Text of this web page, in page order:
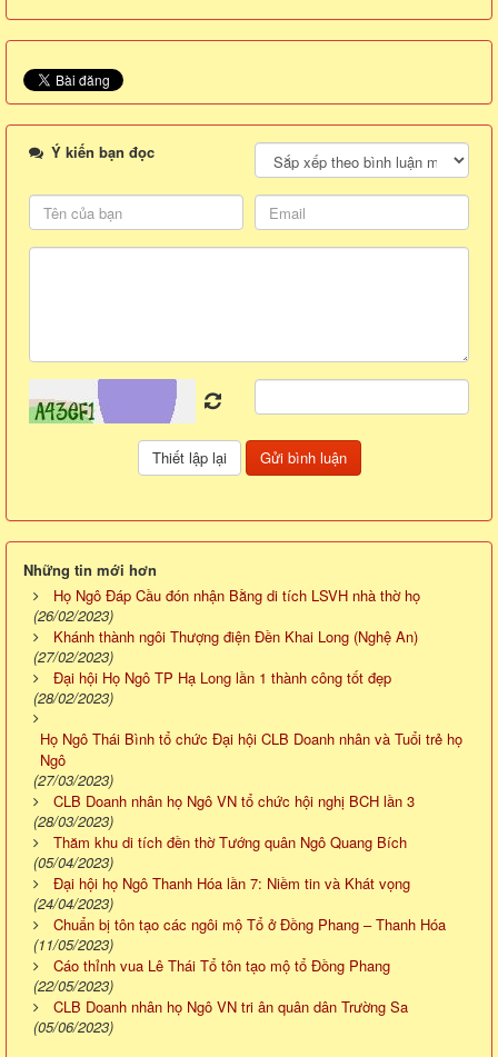
Ý kiến bạn đọc
Những tin mới hơn
Họ Ngô Đáp Cầu đón nhận Bằng di tích LSVH nhà thờ họ
(26/02/2023)
Khánh thành ngôi Thượng điện Đền Khai Long (Nghệ An)
(27/02/2023)
Đại hội Họ Ngô TP Hạ Long lần 1 thành công tốt đẹp
(28/02/2023)
Họ Ngô Thái Bình tổ chức Đại hội CLB Doanh nhân và Tuổi trẻ họ
Ngô
(27/03/2023)
CLB Doanh nhân họ Ngô VN tổ chức hội nghị BCH lần 3
(28/03/2023)
Thăm khu di tích đền thờ Tướng quân Ngô Quang Bích
(05/04/2023)
Đại hội họ Ngô Thanh Hóa lần 7: Niềm tin và Khát vọng
(24/04/2023)
Chuẩn bị tôn tạo các ngôi mộ Tổ ở Đồng Phang – Thanh Hóa
(11/05/2023)
Cáo thỉnh vua Lê Thái Tổ tôn tạo mộ tổ Đồng Phang
(22/05/2023)
CLB Doanh nhân họ Ngô VN tri ân quân dân Trường Sa
(05/06/2023)